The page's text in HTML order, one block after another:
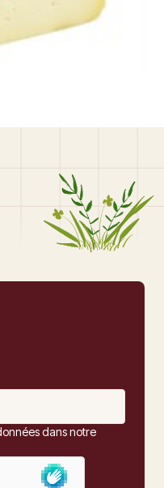
dans notre